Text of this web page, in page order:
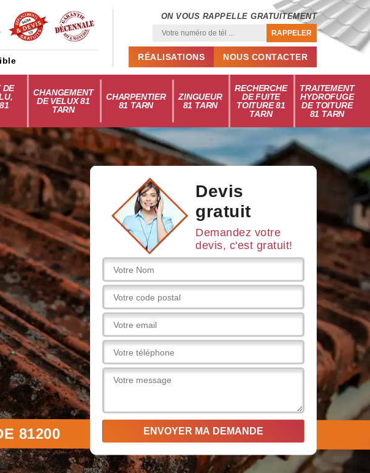
ON VOUS RAPPELLE GRATUITEMENT
RÉALISATIONS NOUS CONTACTER
DE
CHANGEMENT
DE VELUX 81
TARN
CHARPENTIER
81 TARN
ZINGUEUR
81 TARN
RECHERCHE
DE FUITE
TOITURE 81
TARN
TRAITEMENT
HYDROFUGE
DE TOITURE
81 TARN
Devis
gratuit
Demandez votre
devis, c'est gratuit!
81200